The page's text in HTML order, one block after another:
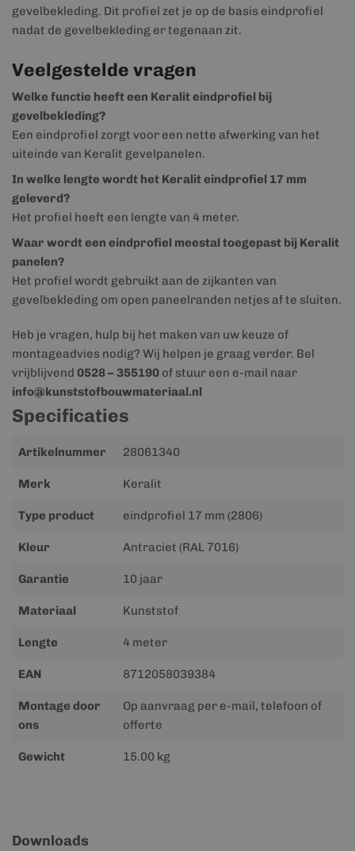
gevelbekleding. Dit profiel zet je op de basis eindprofiel
nadat de gevelbekleding er tegenaan zit.
Veelgestelde vragen
Welke functie heeft een Keralit eindprofiel bij
gevelbekleding?
Een eindprofiel zorgt voor een nette afwerking van het
uiteinde van Keralit gevelpanelen.
In welke lengte wordt het Keralit eindprofiel 17 mm
geleverd?
Het profiel heeft een lengte van 4 meter.
Waar wordt een eindprofiel meestal toegepast bij Keralit
panelen?
Het profiel wordt gebruikt aan de zijkanten van
gevelbekleding om open paneelranden netjes af te sluiten.
Heb je vragen, hulp bij het maken van uw keuze of
montageadvies nodig? Wij helpen je graag verder. Bel
vrijblijvend 0528 – 355190 of stuur een e-mail naar
info@kunststofbouwmateriaal.nl
Specificaties
Meer
Artikelnummer 28061340
Merk Keralit
Type product eindprofiel 17 mm (2806)
Kleur Antraciet (RAL 7016)
Garantie 10 jaar
Materiaal Kunststof
Lengte 4 meter
EAN 8712058039384
Montage door
ons
Op aanvraag per e-mail, telefoon of
offerte
Gewicht 15.00 kg
Downloads